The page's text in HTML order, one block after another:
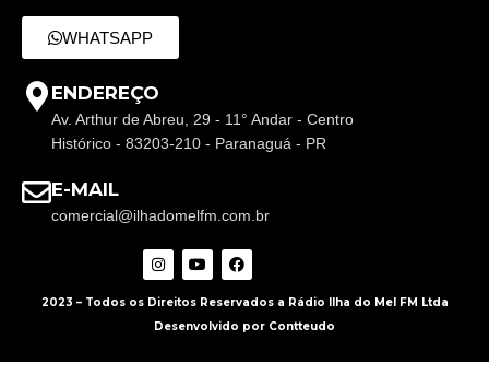
WHATSAPP
ENDEREÇO
Av. Arthur de Abreu, 29 - 11° Andar - Centro
Histórico - 83203-210 - Paranaguá - PR
E-MAIL
comercial@ilhadomelfm.com.br
2023 – Todos os Direitos Reservados a Rádio Ilha do Mel FM Ltda
Desenvolvido por Contteudo